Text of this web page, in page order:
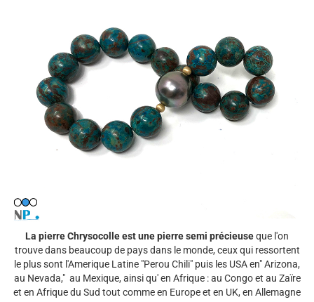
La pierre Chrysocolle est une pierre semi précieuseque l'on
trouve dans beaucoup de pays dans le monde, ceux qui ressortent
le plus sont l'Amerique Latine "Perou Chili" puis les USA en" Arizona,
au Nevada," au Mexique, ainsi qu' en Afrique : au Congo et au Zaïre
et en Afrique du Sud tout comme en Europe et en UK, en Allemagne